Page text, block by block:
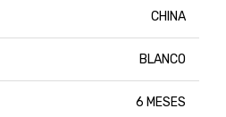
CHINA
BLANCO
6 MESES